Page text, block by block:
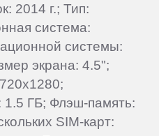
2014 г.; Тип:
система:
системы:
экрана: 4.5";
1.5 ГБ; Флэш-память:
SIM-карт: